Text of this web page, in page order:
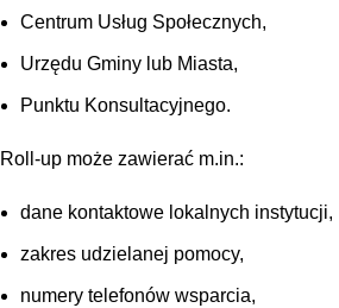
Centrum Usług Społecznych,
Urzędu Gminy lub Miasta,
Punktu Konsultacyjnego.
Roll-up może zawierać m.in.:
dane kontaktowe lokalnych instytucji,
zakres udzielanej pomocy,
numery telefonów wsparcia,